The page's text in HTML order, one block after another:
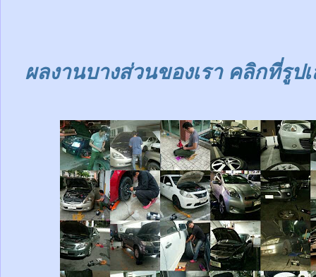
ผลงานบางส่วนของเรา คลิกที่รูป